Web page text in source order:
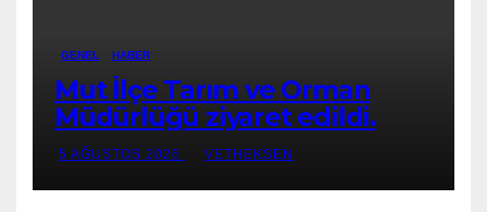
GENEL HABER
Mut İlçe Tarım ve Orman
Müdürlüğü ziyaret edildi.
5 AĞUSTOS 2026 VETHEKSEN